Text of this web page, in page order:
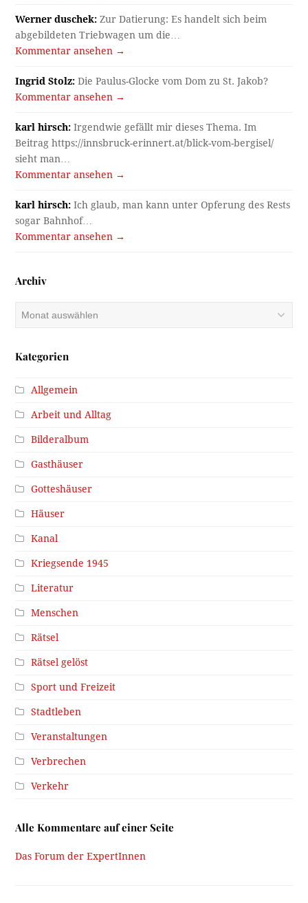
Werner duschek: Zur Datierung: Es handelt sich beim
abgebildeten Triebwagen um die…
Kommentar ansehen →
Ingrid Stolz: Die Paulus-Glocke vom Dom zu St. Jakob?
Kommentar ansehen →
karl hirsch: Irgendwie gefällt mir dieses Thema. Im
Beitrag https://innsbruck-erinnert.at/blick-vom-bergisel/
sieht man…
Kommentar ansehen →
karl hirsch: Ich glaub, man kann unter Opferung des Rests
sogar Bahnhof…
Kommentar ansehen →
Archiv
Kategorien
Allgemein
Arbeit und Alltag
Bilderalbum
Gasthäuser
Gotteshäuser
Häuser
Kanal
Kriegsende 1945
Literatur
Menschen
Rätsel
Rätsel gelöst
Sport und Freizeit
Stadtleben
Veranstaltungen
Verbrechen
Verkehr
Alle Kommentare auf einer Seite
Das Forum der ExpertInnen